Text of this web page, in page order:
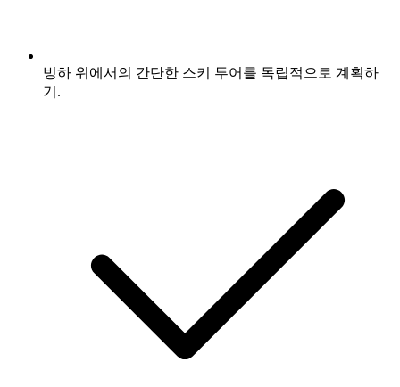
빙하 위에서의 간단한 스키 투어를 독립적으로 계획하
기.